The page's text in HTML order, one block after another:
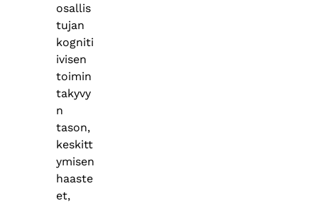
osallis
tujan
kogniti
ivisen
toimin
takyvy
n
tason,
keskitt
ymisen
haaste
et,